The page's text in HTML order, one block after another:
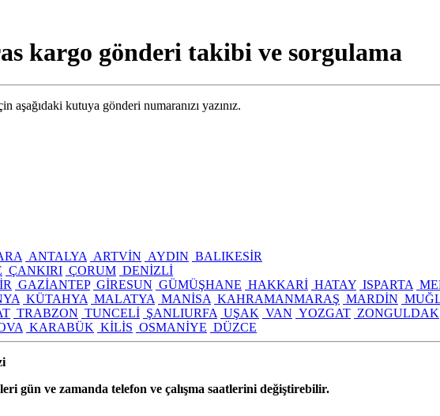
kargo gönderi takibi ve sorgulama
kutuya gönderi numaranızı yazınız.
ANTALYA ARTVİN AYDIN BALIKESİR
ÇANKIRI ÇORUM DENİZLİ
GAZİANTEP GİRESUN GÜMÜŞHANE HAKKARİ HATAY ISPARTA
KÜTAHYA MALATYA MANİSA KAHRAMANMARAŞ MARDİN
TRABZON TUNCELİ ŞANLIURFA UŞAK VAN YOZGAT ZONGULDAK
KARABÜK KİLİS OSMANİYE DÜZCE
gün ve zamanda telefon ve çalışma saatlerini değiştirebilir.